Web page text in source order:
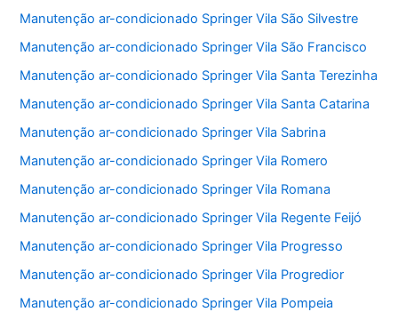
Manutenção ar-condicionado Springer Vila São Silvestre
Manutenção ar-condicionado Springer Vila São Francisco
Manutenção ar-condicionado Springer Vila Santa Terezinha
Manutenção ar-condicionado Springer Vila Santa Catarina
Manutenção ar-condicionado Springer Vila Sabrina
Manutenção ar-condicionado Springer Vila Romero
Manutenção ar-condicionado Springer Vila Romana
Manutenção ar-condicionado Springer Vila Regente Feijó
Manutenção ar-condicionado Springer Vila Progresso
Manutenção ar-condicionado Springer Vila Progredior
Manutenção ar-condicionado Springer Vila Pompeia